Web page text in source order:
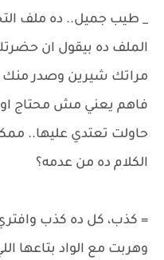
_ طيب جميل.. ده ملف
الملف ده بيقول ان
مراتك شيرين وصدر منك
فاهم يعني مش محتاج
حاولت تعتدي عليها..
الكلام ده من عدمه؟
= كذب، كل ده كذب
وهربت مع الواد بتاعها